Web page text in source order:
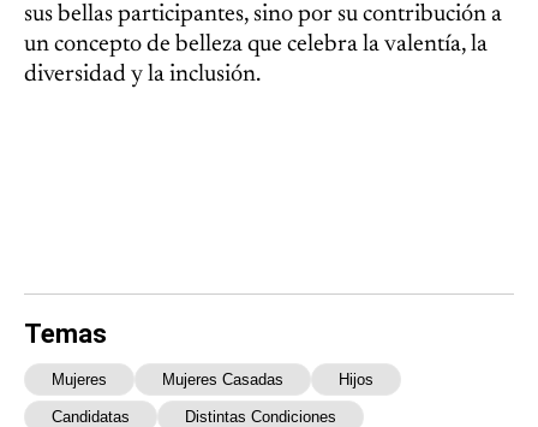
sus bellas participantes, sino por su contribución a
un concepto de belleza que celebra la valentía, la
diversidad y la inclusión.
Temas
Mujeres Mujeres Casadas Hijos
Candidatas Distintas Condiciones